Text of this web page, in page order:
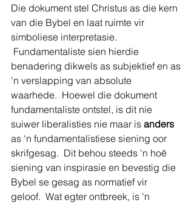
Die dokument stel Christus as die kern
van die Bybel en laat ruimte vir
simboliese interpretasie.
Fundamentaliste sien hierdie
benadering dikwels as subjektief en as
'n verslapping van absolute
waarhede.  Hoewel die dokument
fundamentaliste ontstel, is dit nie
suiwer liberalisties nie maar is anders
as ‘n fundamentalistiese siening oor
skrifgesag.  Dit behou steeds 'n hoë
siening van inspirasie en bevestig die
Bybel se gesag as normatief vir
geloof.  Wat egter ontbreek, is 'n